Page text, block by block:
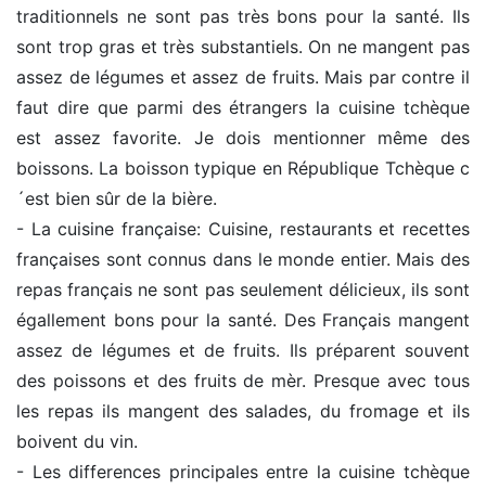
traditionnels ne sont pas très bons pour la santé. Ils
sont trop gras et très substantiels. On ne mangent pas
assez de légumes et assez de fruits. Mais par contre il
faut dire que parmi des étrangers la cuisine tchèque
est assez favorite. Je dois mentionner même des
boissons. La boisson typique en République Tchèque c
´est bien sûr de la bière.
- La cuisine française: Cuisine, restaurants et recettes
françaises sont connus dans le monde entier. Mais des
repas français ne sont pas seulement délicieux, ils sont
égallement bons pour la santé. Des Français mangent
assez de légumes et de fruits. Ils préparent souvent
des poissons et des fruits de mèr. Presque avec tous
les repas ils mangent des salades, du fromage et ils
boivent du vin.
- Les differences principales entre la cuisine tchèque